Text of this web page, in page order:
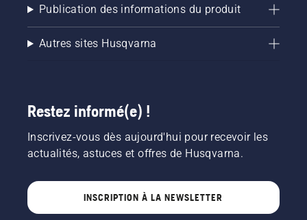
blessures
graves.
Publication des informations du produit
Autres sites Husqvarna
Restez informé(e) !
Inscrivez-vous dès aujourd'hui pour recevoir les
actualités, astuces et offres de Husqvarna.
INSCRIPTION À LA NEWSLETTER